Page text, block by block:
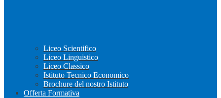
Liceo Scientifico
Liceo Linguistico
Liceo Classico
Istituto Tecnico Economico
Brochure del nostro Istituto
Offerta Formativa